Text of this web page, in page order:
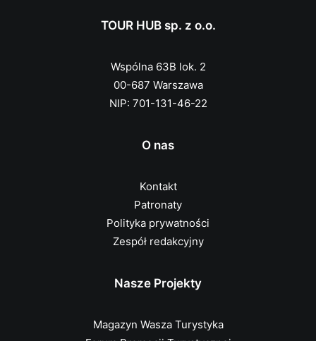
TOUR HUB sp. z o.o.
Wspólna 63B lok. 2
00-687 Warszawa
NIP: 701-131-46-22
O nas
Kontakt
Patronaty
Polityka prywatności
Zespół redakcyjny
Nasze Projekty
Magazyn Wasza Turystyka